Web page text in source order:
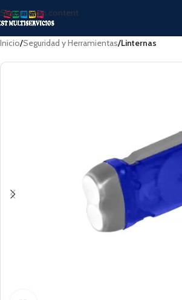
Skip to main content
Inicio Seguridad y Herramientas Linternas